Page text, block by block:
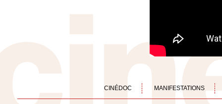
CINÉDOC MANIFESTATIONS